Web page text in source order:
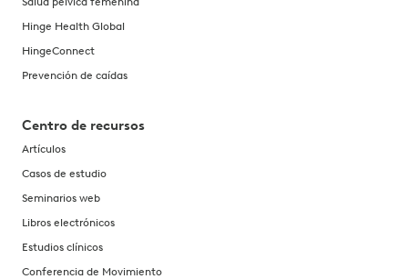
Hinge Health Global
HingeConnect
Prevención de caídas
Centro de recursos
Artículos
Casos de estudio
Seminarios web
Libros electrónicos
Estudios clínicos
Conferencia de Movimiento